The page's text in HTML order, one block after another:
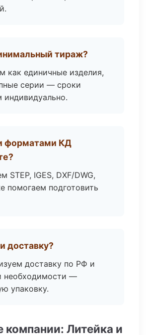
тираж?
как единичные изделия,
серии — сроки
индивидуально.
форматами КД
STEP, IGES, DXF/DWG,
помогаем подготовить
доставку?
доставку по РФ и
необходимости —
упаковку.
Литейка и